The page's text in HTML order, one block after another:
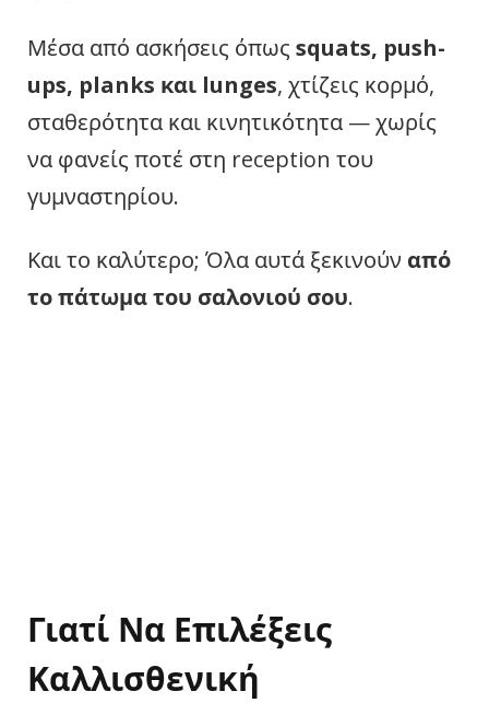
Μέσα από ασκήσεις όπως squats, push-
ups, planks και lunges, χτίζεις κορμό,
σταθερότητα και κινητικότητα — χωρίς
να φανείς ποτέ στη reception του
γυμναστηρίου.
Και το καλύτερο; Όλα αυτά ξεκινούν από
το πάτωμα του σαλονιού σου.
Γιατί Να Επιλέξεις
Καλλισθενική